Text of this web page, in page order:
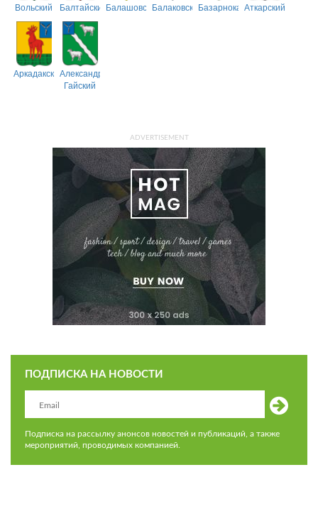
Вольский БалтайскийБалашовскийБалаковскийБазарнокарабулакский
Аткарский
АркадакскийАлександрово-
Гайский
ADVERTISEMENT
ПОДПИСКА НА НОВОСТИ
Подписка на рассылку анонсов новостей и публикаций, а также
мероприятий, проводимых компанией.